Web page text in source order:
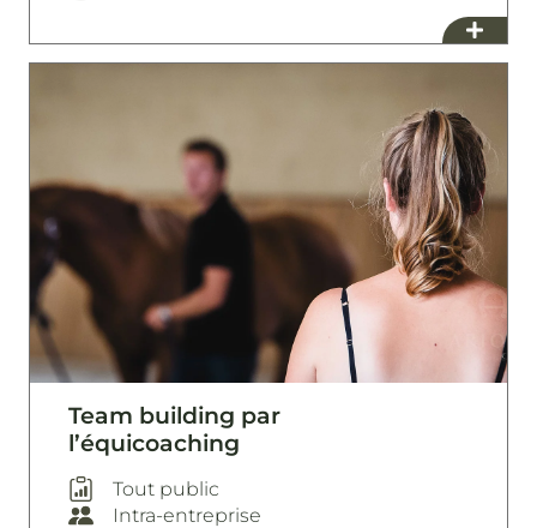
Team building par
l’équicoaching
Tout public
Intra-entreprise